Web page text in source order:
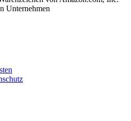
Unternehmen